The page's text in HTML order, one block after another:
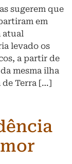
sugerem que
em
atual
levado os
a partir de
mesma ilha
de Terra […]